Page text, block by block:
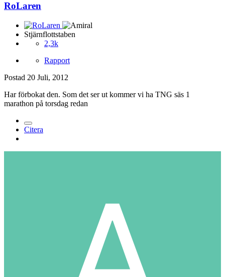
RoLaren
Stjärnflottstaben
2,3k
Rapport
Postad 20 Juli, 2012
Har förbokat den. Som det ser ut kommer vi ha TNG säs 1
marathon på torsdag redan
Citera